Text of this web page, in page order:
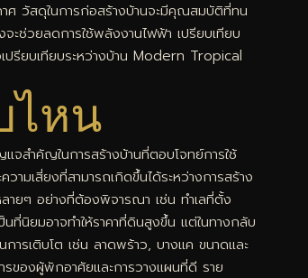
ศ วัสดุในการก่อสร้างบ้านจะมีคุณสมบัติที่ทน
ะช่วยลดการใช้พลังงานไฟฟ้า เปรียบเทียบ
ปรียบเทียบระหว่างบ้าน Modern Tropical
ไหน
จสำคัญในการสร้างบ้านที่ตอบโจทย์การใช้
มเสี่ยงที่สามารถเกิดขึ้นได้ระหว่างการสร้าง
ายๆ อย่างที่ต้องพิจารณา เช่น ทำเลที่ตั้ง
ที่นิยมอาจทำให้ราคาที่ดินสูงขึ้น แต่ในทางกลับ
ารเติบโต เช่น ลาดพร้าว, บางแค ขนาดและ
ของผู้พักอาศัยและการวางแผนที่ดี ราย